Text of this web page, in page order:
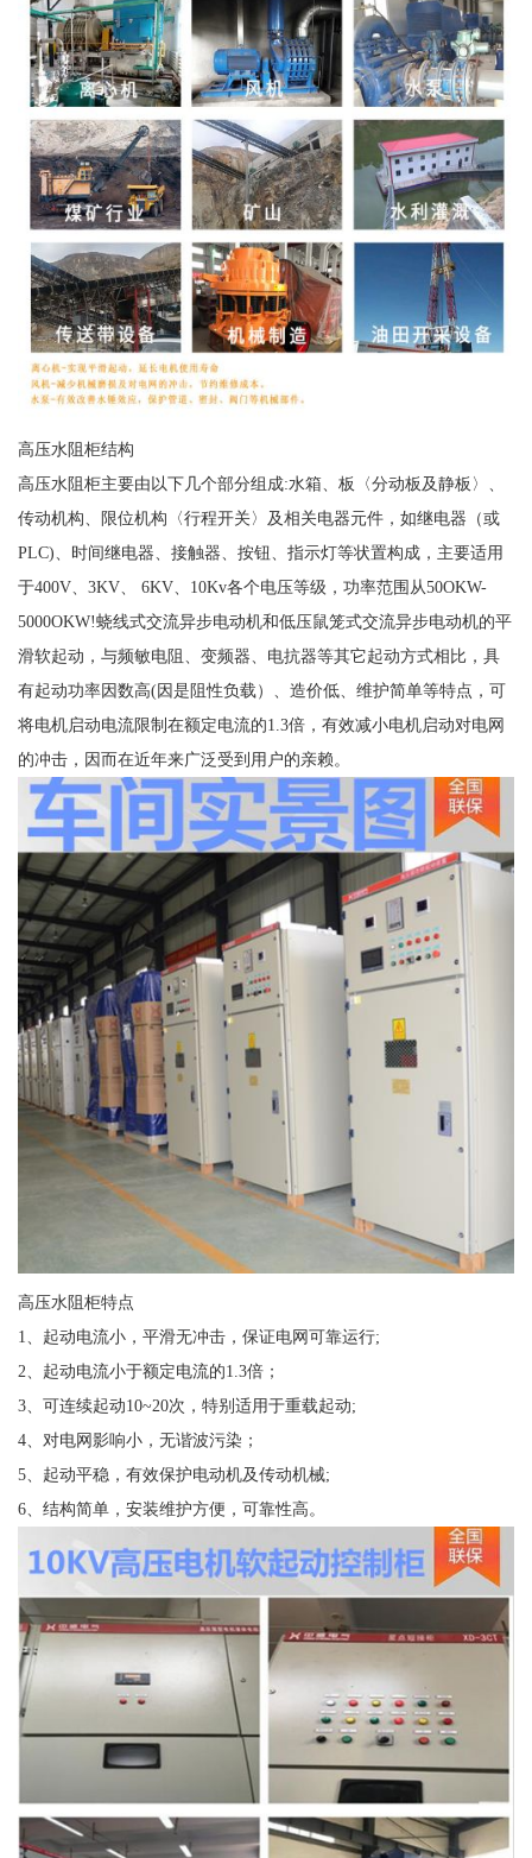
高压水阻柜结构
高压水阻柜主要由以下几个部分组成:水箱、板〈分动板及静板〉、
传动机构、限位机构〈行程开关〉及相关电器元件，如继电器（或
PLC)、时间继电器、接触器、按钮、指示灯等状置构成，主要适用
于400V、3KV、 6KV、10Kv各个电压等级，功率范围从50OKW-
5000OKW!蛲线式交流异步电动机和低压鼠笼式交流异步电动机的平
滑软起动，与频敏电阻、变频器、电抗器等其它起动方式相比，具
有起动功率因数高(因是阻性负载）、造价低、维护简单等特点，可
将电机启动电流限制在额定电流的1.3倍，有效减小电机启动对电网
的冲击，因而在近年来广泛受到用户的亲赖。
高压水阻柜特点
1、起动电流小，平滑无冲击，保证电网可靠运行;
2、起动电流小于额定电流的1.3倍；
3、可连续起动10~20次，特别适用于重载起动;
4、对电网影响小，无谐波污染；
5、起动平稳，有效保护电动机及传动机械;
6、结构简单，安装维护方便，可靠性高。